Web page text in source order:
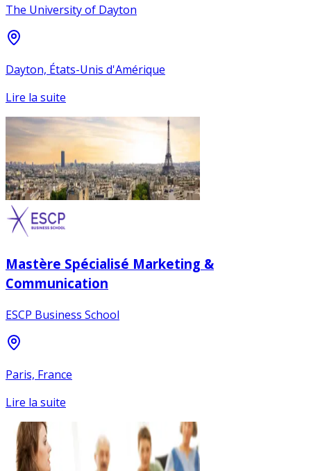
The University of Dayton
Dayton, États-Unis d'Amérique
Lire la suite
Mastère Spécialisé Marketing &
Communication
ESCP Business School
Paris, France
Lire la suite